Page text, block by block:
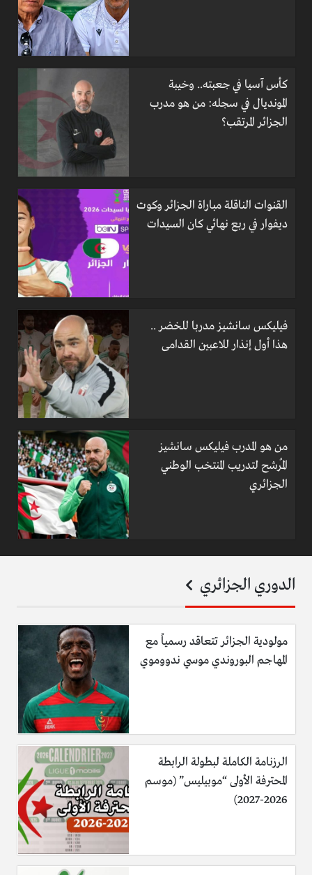
كأس آسيا في جعبته.. وخيبة
المونديال في سجله: من هو مدرب
الجزائر المرتقب؟
القنوات الناقلة مباراة الجزائر وكوت
ديفوار في ربع نهائي كان السيدات
فيليكس سانشيز مدربا للخضر ..
هذا أول إنذار للاعبين القدامى
من هو المدرب فيليكس سانشيز
المُرشح لتدريب المنتخب الوطني
الجزائري
الدوري الجزائري
مولودية الجزائر تتعاقد رسمياً مع
المهاجم البوروندي موسي ندووموي
الرزنامة الكاملة لبطولة الرابطة
المحترفة الأولى “موبيليس” (موسم
2026-2027)